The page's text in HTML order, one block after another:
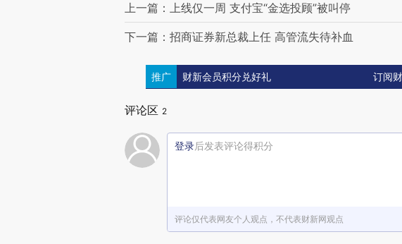
上一篇：上线仅一周 支付宝“金选投顾”被叫停
下一篇：招商证券新总裁上任 高管流失待补血
推广 财新会员积分兑好礼 订阅
评论区 2
登录后发表评论得积分
评论仅代表网友个人观点，不代表财新网观点